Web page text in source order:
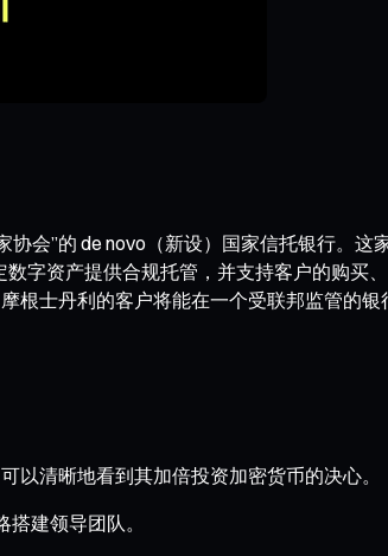
会”的 de novo（新设）国家信托银行。这
字资产提供合规托管，并支持客户的购买、
根士丹利的客户将能在一个受联邦监管的
清晰地看到其加倍投资加密货币的决心。
建领导团队。